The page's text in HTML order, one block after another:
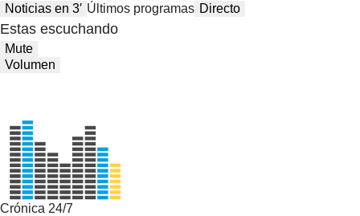
Noticias en 3′ Últimos programas Directo
Estas escuchando
Mute
Volumen
Crónica 24/7